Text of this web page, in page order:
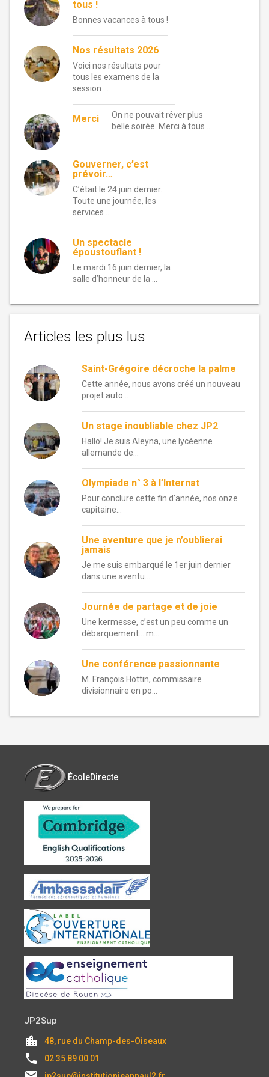
tous !
Bonnes vacances à tous !
Nos résultats 2026
Voici nos résultats pour
tous les examens de la
session …
Merci
On ne pouvait rêver plus
belle soirée. Merci à tous …
Gouverner, c’est
prévoir…
C’était le 24 juin dernier.
Toute une journée, les
services …
Un spectacle
époustouflant !
Le mardi 16 juin dernier, la
salle d’honneur de la …
Articles les plus lus
Saint-Grégoire décroche la palme
Cette année, nous avons créé un nouveau
projet auto...
Un stage inoubliable chez JP2
Hallo! Je suis Aleyna, une lycéenne
allemande de...
Olympiade n° 3 à l’Internat
Pour conclure cette fin d’année, nos onze
capitaine...
Une aventure que je n’oublierai
jamais
Je me suis embarqué le 1er juin dernier
dans une aventu...
Journée de partage et de joie
Une kermesse, c’est un peu comme un
débarquement… m...
Une conférence passionnante
M. François Hottin, commissaire
divisionnaire en po...
ÉcoleDirecte
JP2Sup
location_city 48, rue du Champ-des-Oiseaux
local_phone 02 35 89 00 01